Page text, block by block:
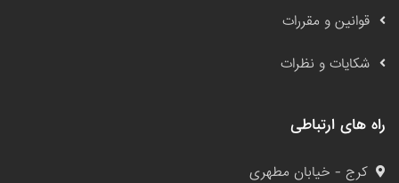
قوانین و مقررات
شکایات و نظرات
راه های ارتباطی
کرج - خیابان مطهری